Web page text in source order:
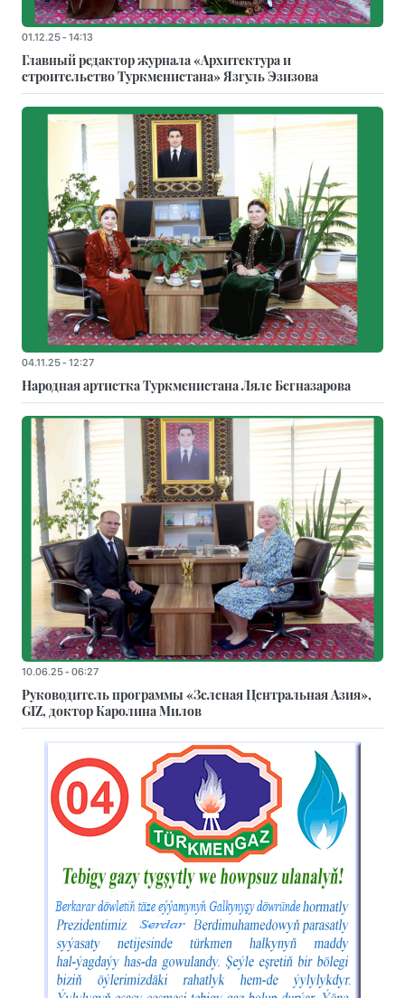
01.12.25 - 14:13
Главный редактор журнала «Архитектура и
строительство Туркменистана» Язгуль Эзизова
04.11.25 - 12:27
Народная артистка Туркменистана Ляле Бегназарова
10.06.25 - 06:27
Руководитель программы «Зеленая Центральная Азия»,
GIZ, доктор Каролина Милов